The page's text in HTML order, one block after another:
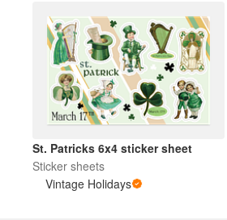
St. Patricks 6x4 sticker sheet
Sticker sheets
Vintage Holidays